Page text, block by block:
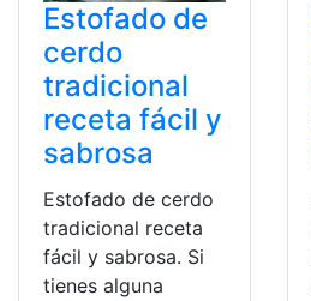
Estofado de
cerdo
tradicional
receta fácil y
sabrosa
Estofado de cerdo
tradicional receta
fácil y sabrosa. Si
tienes alguna